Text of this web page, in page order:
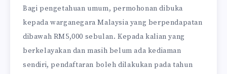
Bagi pengetahuan umum, permohonan dibuka
kepada warganegara Malaysia yang berpendapatan
dibawah RM5,000 sebulan. Kepada kalian yang
berkelayakan dan masih belum ada kediaman
sendiri, pendaftaran boleh dilakukan pada tahun